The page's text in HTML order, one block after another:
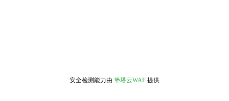
安全检测能力由 堡塔云WAF 提供